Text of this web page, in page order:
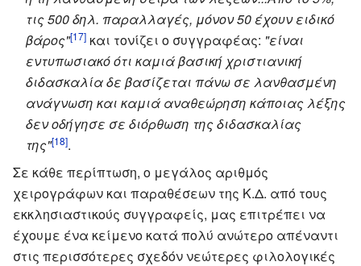
τις 500 δηλ. παραλλαγές, μόνον 50 έχουν ειδικό
βάρος"[17] και τονίζει ο συγγραφέας: "είναι
εντυπωσιακό ότι καμιά βασική χριστιανική
διδασκαλία δε βασίζεται πάνω σε λανθασμένη
ανάγνωση και καμιά αναθεώρηση κάποιας λέξης
δεν οδήγησε σε διόρθωση της διδασκαλίας
της"[18].
Σε κάθε περίπτωση, ο μεγάλος αριθμός
χειρογράφων και παραθέσεων της Κ.Δ. από τους
εκκλησιαστικούς συγγραφείς, μας επιτρέπει να
έχουμε ένα κείμενο κατά πολύ ανώτερο απέναντι
στις περισσότερες σχεδόν νεώτερες φιλολογικές